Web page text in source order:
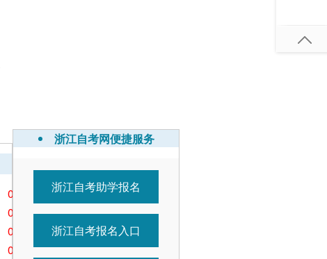
07-01
05-26
05-26
05-11
浙江自考网便捷服务
浙江自考助学报名
浙江自考报名入口